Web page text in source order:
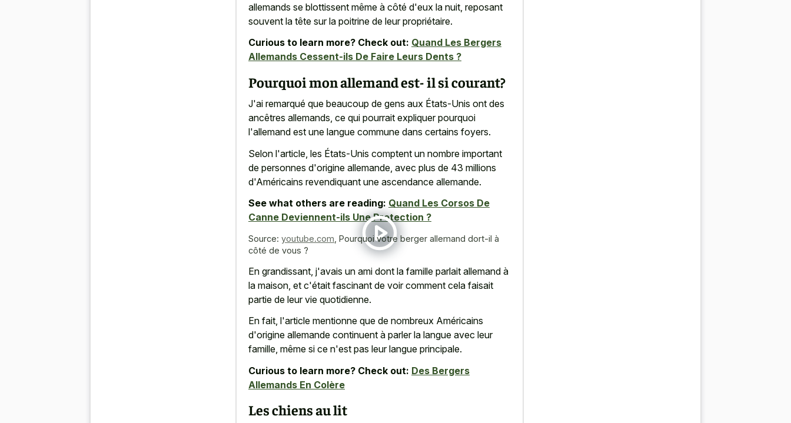
allemands se blottissent même à côté d'eux la nuit, reposant
souvent la tête sur la poitrine de leur propriétaire.
Curious to learn more? Check out: Quand Les Bergers
Allemands Cessent-ils De Faire Leurs Dents ?
Pourquoi mon allemand est- il si courant?
J'ai remarqué que beaucoup de gens aux États-Unis ont des
ancêtres allemands, ce qui pourrait expliquer pourquoi
l'allemand est une langue commune dans certains foyers.
Selon l'article, les États-Unis comptent un nombre important
de personnes d'origine allemande, avec plus de 43 millions
d'Américains revendiquant une ascendance allemande.
See what others are reading: Quand Les Corsos De
Canne Deviennent-ils Une Protection ?
Source: youtube.com Pourquoi votre berger allemand dort-il à
côté de vous ?
En grandissant, j'avais un ami dont la famille parlait allemand à
la maison, et c'était fascinant de voir comment cela faisait
partie de leur vie quotidienne.
En fait, l'article mentionne que de nombreux Américains
d'origine allemande continuent à parler la langue avec leur
famille, même si ce n'est pas leur langue principale.
Curious to learn more? Check out: Des Bergers
Allemands En Colère
Les chiens au lit